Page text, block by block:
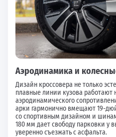
Аэродинамика и
Дизайн кроссовера не только
плавные линии кузова работают
аэродинамического
арки гармонично вмещают 19-
со спортивным дизайном и
180 мм дает свободу парковки у
уверенно съезжать с асфальта.